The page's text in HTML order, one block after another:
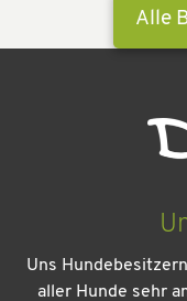
Alle
Uns
aller Hunde sehr